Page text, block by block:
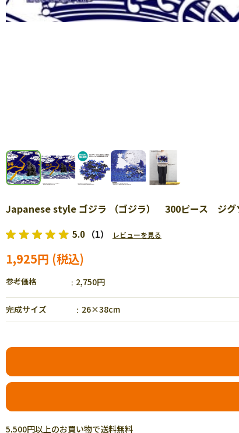
Japanese style ゴジラ （ゴジラ） 300ピース ジグ
5.0 （1） レビューを見る
1,925円
参考価格 2,750円
完成サイズ 26×38cm
5,500円以上のお買い物で送料無料